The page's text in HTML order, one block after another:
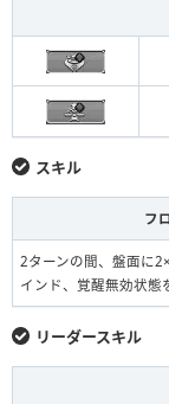
スキル
フ
2ターンの間、盤面に
インド、覚醒無効状態
リーダースキル